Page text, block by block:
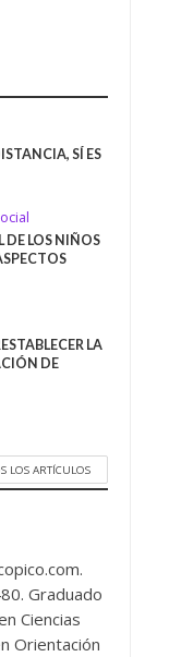
SÍ ES
DE LOS NIÑOS
LA
DE
LOS ARTÍCULOS
Graduado
Ciencias
Orientación